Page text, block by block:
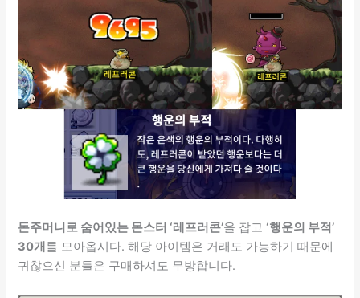
돈주머니로 숨어있는 몬스터 ‘레프러콘’을 잡고 ‘행운의 부적’
30개 를 모아옵시다. 해당 아이템은 거래도 가능하기 때문에
귀찮으신 분들은 구매하셔도 무방합니다.